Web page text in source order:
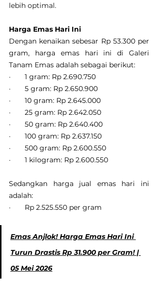
lebih optimal.
Harga Emas Hari Ini
Dengan kenaikan sebesar Rp 53.300 per
gram, harga emas hari ini di Galeri
Tanam Emas adalah sebagai berikut:
·       1 gram: Rp 2.690.750
·       5 gram: Rp 2.650.900
·       10 gram: Rp 2.645.000
·       25 gram: Rp 2.642.050
·       50 gram: Rp 2.640.400
·       100 gram: Rp 2.637.150
·       500 gram: Rp 2.600.550
·       1 kilogram: Rp 2.600.550
Sedangkan harga jual emas hari ini
adalah:
·       Rp 2.525.550 per gram
Emas Anjlok! Harga Emas Hari Ini
Turun Drastis Rp 31.900 per Gram! |
05 Mei 2026